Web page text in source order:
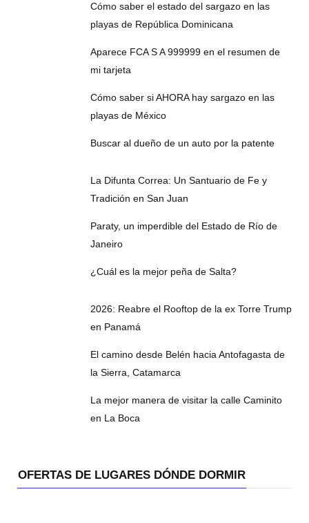
Cómo saber el estado del sargazo en las
playas de República Dominicana
Aparece FCA S A 999999 en el resumen de
mi tarjeta
Cómo saber si AHORA hay sargazo en las
playas de México
Buscar al dueño de un auto por la patente
La Difunta Correa: Un Santuario de Fe y
Tradición en San Juan
Paraty, un imperdible del Estado de Río de
Janeiro
¿Cuál es la mejor peña de Salta?
2026: Reabre el Rooftop de la ex Torre Trump
en Panamá
El camino desde Belén hacia Antofagasta de
la Sierra, Catamarca
La mejor manera de visitar la calle Caminito
en La Boca
OFERTAS DE LUGARES DÓNDE DORMIR